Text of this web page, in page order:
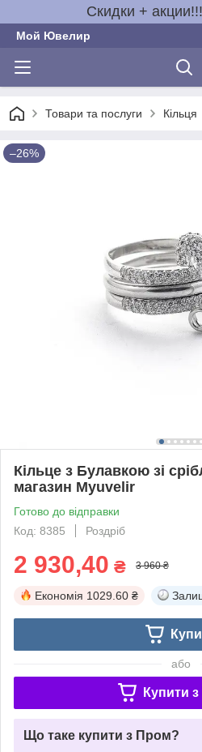
Скидки +
Мой Ювелир
Товари та послуги Кільця
–26%
Кільце з Булавкою зі
магазин Myuvelir
Готово до відправки
Код: 8385
Роздріб
2 930,40 ₴ 3 960 ₴
Економія 1029.60 ₴
або
Купити з
Що таке купити з Пром?